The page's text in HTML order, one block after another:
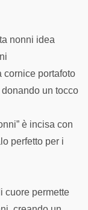
nonni idea
cornice portafoto
un tocco
è incisa con
perfetto per i
cuore permette